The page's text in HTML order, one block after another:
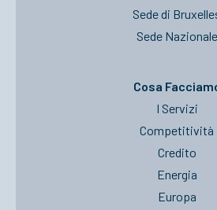
Sede di
Sede Nazionale
Cosa
I Servizi
Competitività
Credito
Energia
Europa